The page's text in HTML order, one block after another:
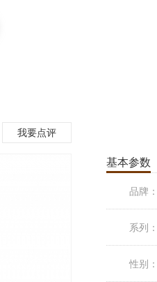
我要点评
基本参数
品牌：
系列：
性别：